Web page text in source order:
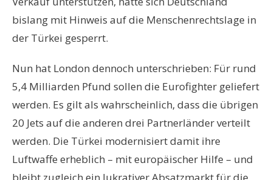
bislang mit Hinweis auf die Menschenrechtslage in
der Türkei gesperrt.
Nun hat London dennoch unterschrieben: Für rund
5,4 Milliarden Pfund sollen die Eurofighter geliefert
werden. Es gilt als wahrscheinlich, dass die übrigen
20 Jets auf die anderen drei Partnerländer verteilt
werden. Die Türkei modernisiert damit ihre
Luftwaffe erheblich – mit europäischer Hilfe – und